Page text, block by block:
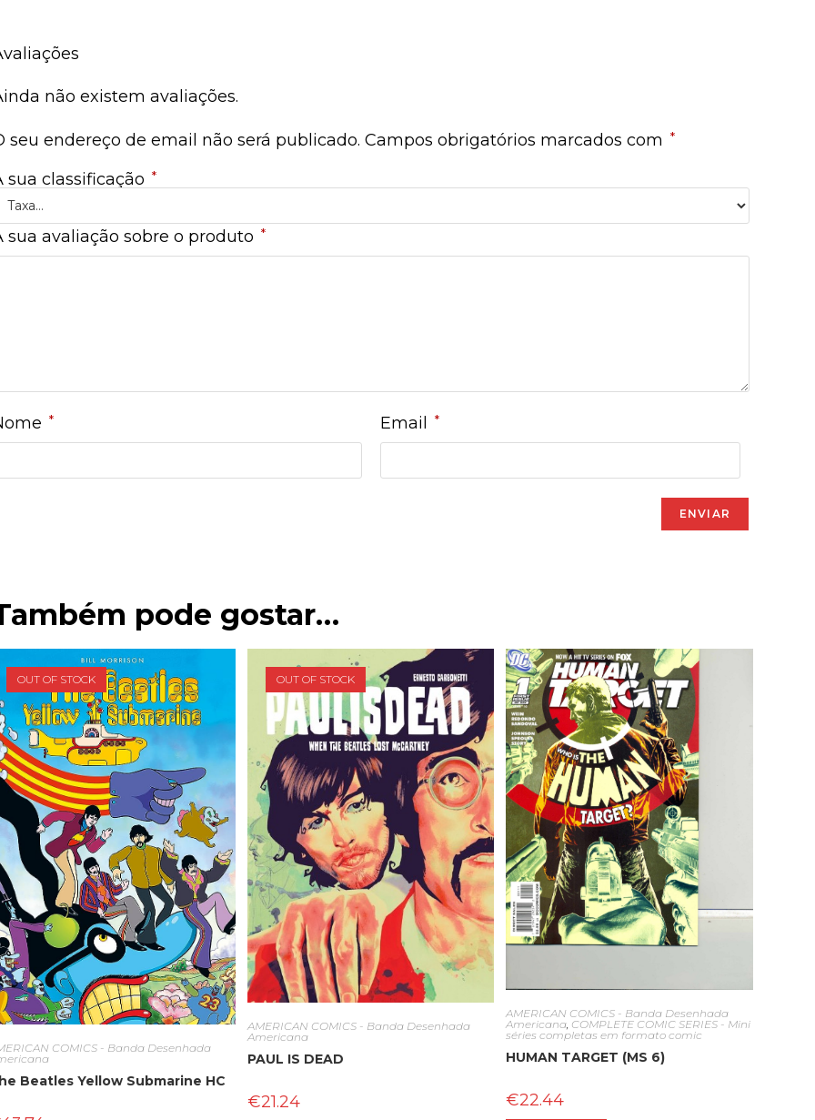
não existem avaliações.
seu endereço de email não será publicado. Campos obrigatórios marcados com *
sua classificação *
sua avaliação sobre o produto *
* Email *
pode gostar…
OUT OF STOCK
COMICS - Banda Desenhada
Beatles Yellow Submarine HC
OUT OF STOCK
AMERICAN COMICS - Banda Desenhada
Americana
PAUL IS DEAD
€21.24
AMERICAN COMICS - Banda Desenhada
Americana, COMPLETE COMIC SERIES - Mini
séries completas em formato comic
HUMAN TARGET (MS 6)
€22.44